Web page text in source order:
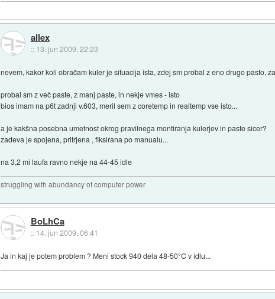
allex
:: 13. jun 2009, 22:23
nevem, kakor koli obračam kuler je situacija ista, zdej sm probal z eno drugo pasto,
probal sm z več paste, z manj paste, in nekje vmes - isto
bios imam na p6t zadnji v.603, meril sem z coretemp in realtemp vse isto...
a je kakšna posebna umetnost okrog pravilnega montiranja kulerjev in paste sicer?
zadeva je spojena, pritrjena , fiksirana po manualu...
na 3,2 mi laufa ravno nekje na 44-45 idle
struggling with abundancy of computer power
BoLhCa
:: 14. jun 2009, 06:41
Ja in kaj je potem problem ? Meni stock 940 dela 48-50°C v idlu...